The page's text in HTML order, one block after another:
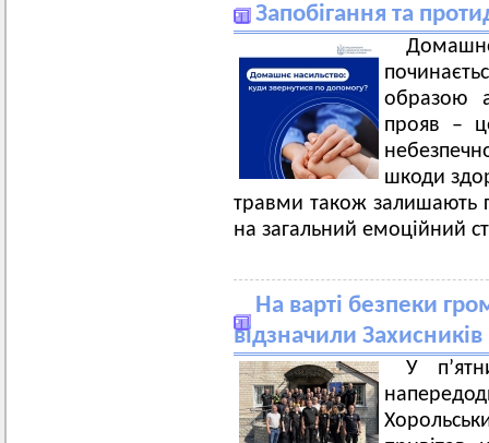
Запобігання та
образою
прояв –
шкоди
травми також залишають
на загальний емоційний
На варті безпеки
відзначили
У